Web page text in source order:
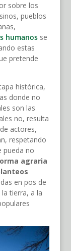
sobre los
pueblos
humanosse
estas
pretende
histórica,
donde no
son las
no, resulta
actores,
respetando
pueda no
agraria
en pos de
tierra, a la